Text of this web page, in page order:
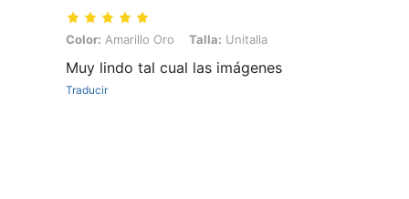
Color: Amarillo Oro, Talla: Unitalla
Color: Amarillo Oro Talla: Unitalla
Muy lindo tal cual las imágenes
Traducir